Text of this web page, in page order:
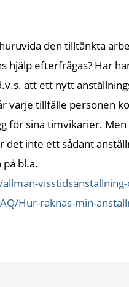
den tilltänkta
hjälp efterfrågas? Har
att ett nytt
varje tillfälle personen
för sina timvikarier.
det inte ett sådant
bl.a.
Hur-raknas-min-